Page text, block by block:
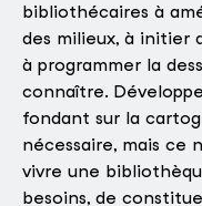
bibliothécaires à
des milieux, à initier
à programmer la
connaître.
fondant sur la
nécessaire, mais ce
vivre une
besoins, de